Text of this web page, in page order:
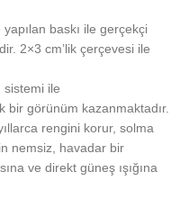
baskı ile gerçekçi
2×3 cm’lik çerçevesi ile
sistemi ile
bir görünüm kazanmaktadır.
rengini korur, solma
nemsiz, havadar bir
ve direkt güneş ışığına